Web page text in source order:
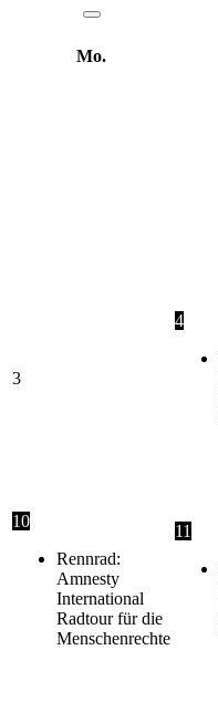
Mo.
3
4
10
Rennrad:
Amnesty
International
Radtour für die
Menschenrechte
11